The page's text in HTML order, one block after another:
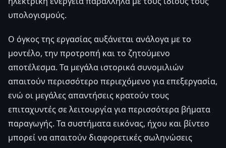
υπολογισμούς.
Ο όγκος της εργασίας αυξάνεται ανάλογα με το
μοντέλο, την προτροπή και το ζητούμενο
αποτέλεσμα. Τα μεγάλα ιστορικά συνομιλιών
απαιτούν περισσότερο περιεχόμενο για επεξεργασία,
ενώ οι μεγάλες απαντήσεις κρατούν τους
επιταχυντές σε λειτουργία για περισσότερα βήματα
παραγωγής. Τα συστήματα εικόνας, ήχου και βίντεο
μπορεί να απαιτούν διαφορετικές σωληνώσεις